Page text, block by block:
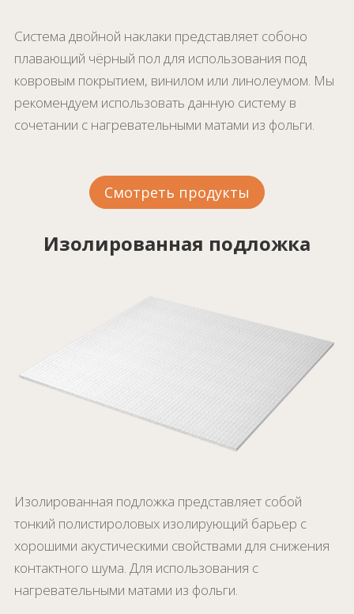
Система двойной наклаки представляет собоно
плавающий чёрный пол для использования под
ковровым покрытием, винилом или линолеумом. Мы
рекомендуем использовать данную систему в
сочетании с нагревательными матами из фольги.
Смотреть продукты
Изолированная подложка
Изолированная подложка представляет собой
тонкий полистироловых изолирующий барьер с
хорошими акустическими свойствами для снижения
контактного шума. Для использования с
нагревательными матами из фольги.